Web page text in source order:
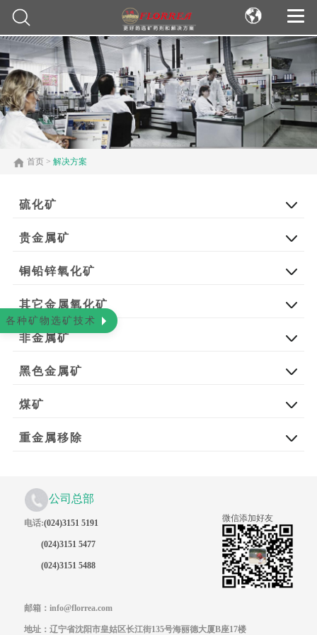
首页 > 解决方案
各种矿物选矿技术
硫化矿
贵金属矿
铜铅锌氧化矿
其它金属氧化矿
非金属矿
黑色金属矿
煤矿
重金属移除
公司总部
微信添加好友
电话:(024)3151 5191
(024)3151 5477
(024)3151 5488
邮箱：info@florrea.com
地址：辽宁省沈阳市皇姑区长江街135号海丽德大厦B座17楼